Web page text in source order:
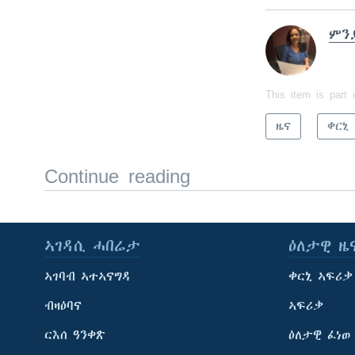
This item is part
ዜና ቀርኒ
Continue reading
ኣገዳሲ ሓበሬታ
ኣገባብ ኣተኣናግዳ
ብዛዕባና
ርእሰ ዓንቀጽ
ዕለታዊ
ቀርኒ ኣፍሪቃ
ኣፍሪቃ
ዕለታዊ ፈነወ